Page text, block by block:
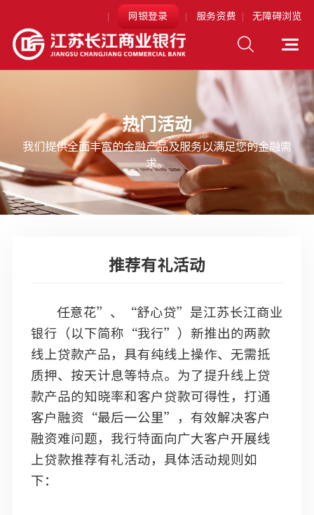
网银登录
个人网上银行
网银助手下载
服务资费 无障碍浏览
热门活动
我们提供全面丰富的金融产品及服务以满足您的金融需
求。
推荐有礼活动
任意花”、“舒心贷”是江苏长江商业
银行（以下简称“我行”）新推出的两款
线上贷款产品，具有纯线上操作、无需抵
质押、按天计息等特点。为了提升线上贷
款产品的知晓率和客户贷款可得性，打通
客户融资“最后一公里”，有效解决客户
融资难问题，我行特面向广大客户开展线
上贷款推荐有礼活动，具体活动规则如
下：